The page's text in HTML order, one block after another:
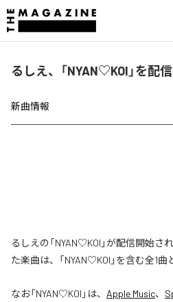
るしえ、「NYAN♡KOI」を配
新曲情報
るしえの「NYAN♡KOI」が配信開始
た楽曲は、「NYAN♡KOI」を含む全1曲
なお「NYAN♡KOI 」は、 Apple Music、